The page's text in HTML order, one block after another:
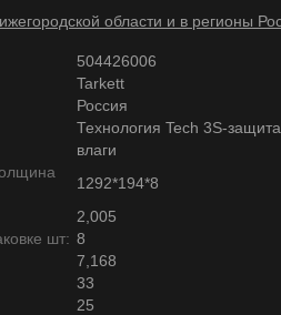
области и в регионы
504426006
Tarkett
Россия
Технология Tech 3S-
влаги
1292*194*8
2,005
шт: 8
7,168
33
25